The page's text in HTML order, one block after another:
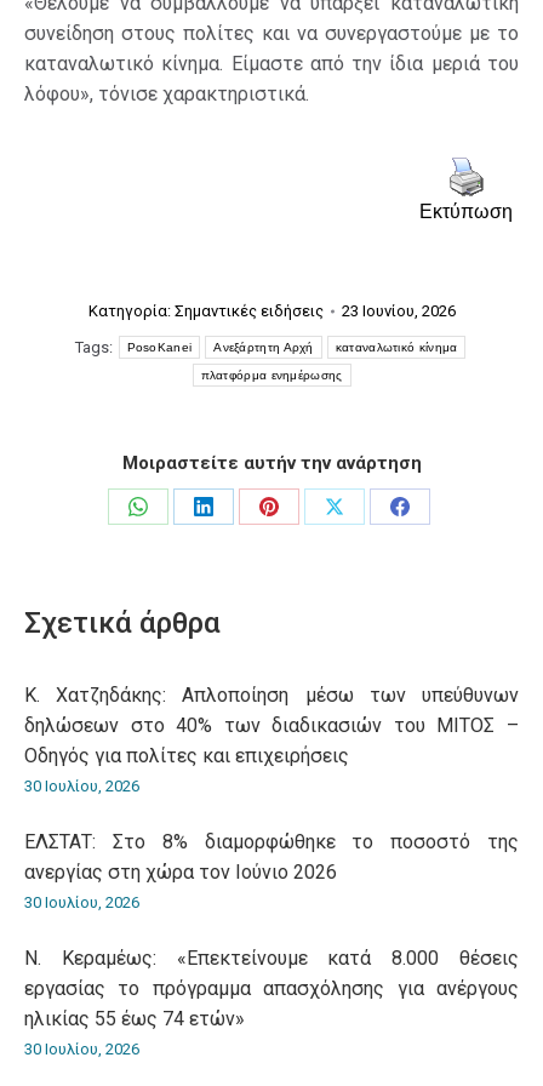
συνείδηση στους πολίτες και να συνεργαστούμε με το
καταναλωτικό κίνημα. Είμαστε από την ίδια μεριά του
λόφου», τόνισε χαρακτηριστικά.
Εκτύπωση
Κατηγορία: Σημαντικές ειδήσεις
23 Ιουνίου, 2026
Tags:
PosoKanei Ανεξάρτητη Αρχή καταναλωτικό κίνημα
πλατφόρμα ενημέρωσης
Μοιραστείτε αυτήν την ανάρτηση
Share
Share
Share
Share
Share
Σχετικά άρθρα
Κ. Χατζηδάκης: Aπλοποίηση μέσω των υπεύθυνων
δηλώσεων στο 40% των διαδικασιών του ΜΙΤΟΣ –
Οδηγός για πολίτες και επιχειρήσεις
30 Ιουλίου, 2026
ΕΛΣΤΑΤ: Στο 8% διαμορφώθηκε το ποσοστό της
ανεργίας στη χώρα τον Ιούνιο 2026
30 Ιουλίου, 2026
Ν. Κεραμέως: «Επεκτείνουμε κατά 8.000 θέσεις
εργασίας το πρόγραμμα απασχόλησης για ανέργους
ηλικίας 55 έως 74 ετών»
30 Ιουλίου, 2026